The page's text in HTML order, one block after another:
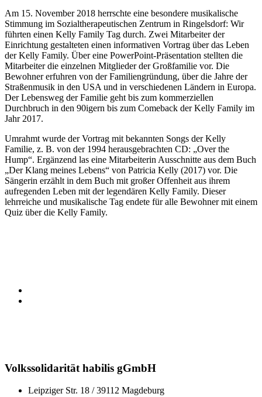
Am 15. November 2018 herrschte eine besondere musikalische
Stimmung im Sozialtherapeutischen Zentrum in Ringelsdorf: Wir
führten einen Kelly Family Tag durch. Zwei Mitarbeiter der
Einrichtung gestalteten einen informativen Vortrag über das Leben
der Kelly Family. Über eine PowerPoint-Präsentation stellten die
Mitarbeiter die einzelnen Mitglieder der Großfamilie vor. Die
Bewohner erfuhren von der Familiengründung, über die Jahre der
Straßenmusik in den USA und in verschiedenen Ländern in Europa.
Der Lebensweg der Familie geht bis zum kommerziellen
Durchbruch in den 90igern bis zum Comeback der Kelly Family im
Jahr 2017.
Umrahmt wurde der Vortrag mit bekannten Songs der Kelly
Familie, z. B. von der 1994 herausgebrachten CD: „Over the
Hump“. Ergänzend las eine Mitarbeiterin Ausschnitte aus dem Buch
„Der Klang meines Lebens“ von Patricia Kelly (2017) vor. Die
Sängerin erzählt in dem Buch mit großer Offenheit aus ihrem
aufregenden Leben mit der legendären Kelly Family. Dieser
lehrreiche und musikalische Tag endete für alle Bewohner mit einem
Quiz über die Kelly Family.
Volkssolidarität habilis gGmbH
Leipziger Str. 18 / 39112 Magdeburg